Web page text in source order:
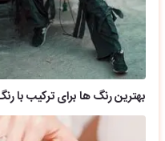
بهترین رنگ ها برای ترکیب با